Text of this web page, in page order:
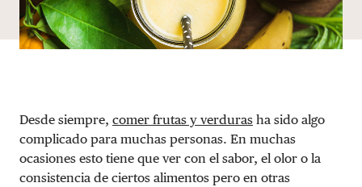
Desde siempre, comer frutas y verduras ha sido algo
complicado para muchas personas. En muchas
ocasiones esto tiene que ver con el sabor, el olor o la
consistencia de ciertos alimentos pero en otras